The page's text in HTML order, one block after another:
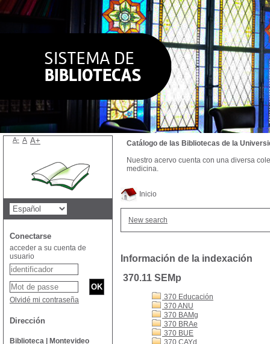
Inicio
New search
Información de la indexación
370.11 SEMp
370 Educación
370 ANU
370 BAMg
370 BRAe
370 BUE
370 CAYd
Catálogo de las Bibliotecas de la
Nuestro acervo cuenta con una diversa
medicina.
A- A A+
Conectarse
acceder a su cuenta de
usuario
Olvidé mi contraseña
Dirección
Biblioteca | Montevideo